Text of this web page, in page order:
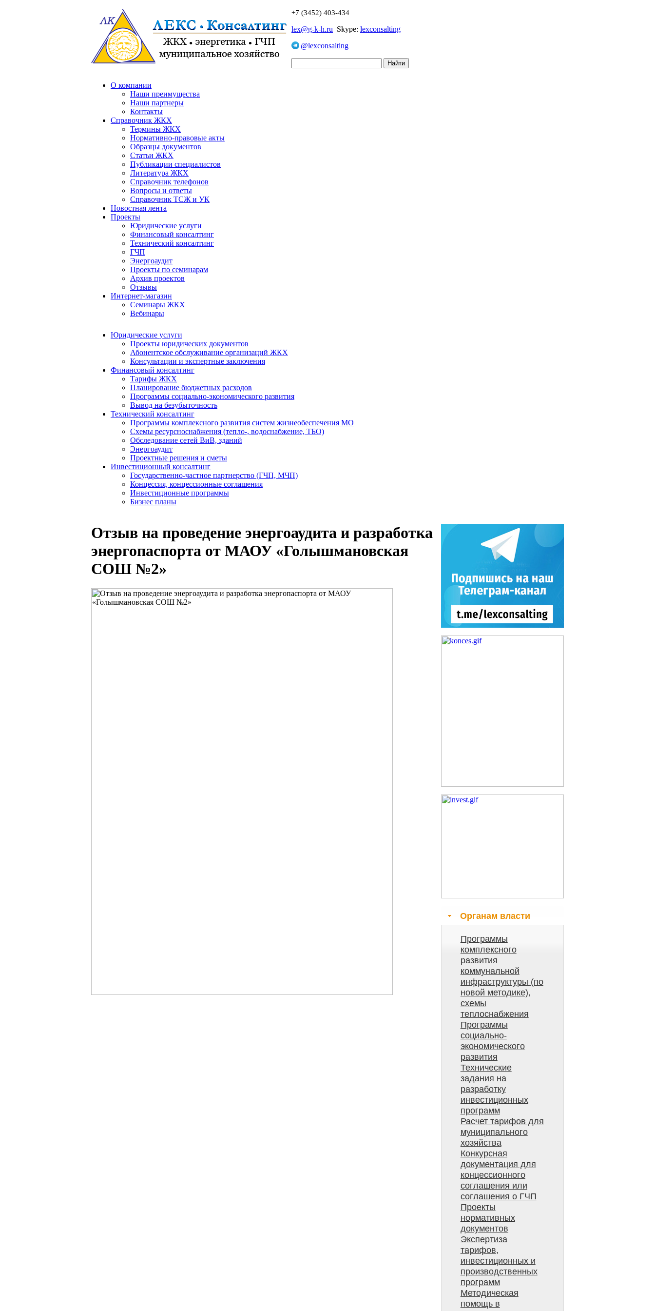
+7 (3452) 403-434
lex@g-k-h.ru Skype: lexconsalting
@lexconsalting
О компании
Наши преимущества
Наши партнеры
Контакты
Справочник ЖКХ
Термины ЖКХ
Нормативно-правовые акты
Образцы документов
Статьи ЖКХ
Публикации специалистов
Литература ЖКХ
Справочник телефонов
Вопросы и ответы
Справочник ТСЖ и УК
Новостная лента
Проекты
Юридические услуги
Финансовый консалтинг
Технический консалтинг
ГЧП
Энергоаудит
Проекты по семинарам
Архив проектов
Отзывы
Интернет-магазин
Семинары ЖКХ
Вебинары
Юридические услуги
Проекты юридических документов
Абонентское обслуживание организаций ЖКХ
Консультации и экспертные заключения
Финансовый консалтинг
Тарифы ЖКХ
Планирование бюджетных расходов
Программы социально-экономического развития
Вывод на безубыточность
Технический консалтинг
Программы комплексного развития систем жизнеобеспечения МО
Схемы ресурсноснабжения (тепло-, водоснабжение, ТБО)
Обследование сетей ВиВ, зданий
Энергоаудит
Проектные решения и сметы
Инвестиционный консалтинг
Государственно-частное партнерство (ГЧП, МЧП)
Концессия, концессионные соглашения
Инвестиционные программы
Бизнес планы
Отзыв на проведение энергоаудита и разработка
энергопаспорта от МАОУ «Голышмановская
СОШ №2»
Органам власти
Программы
комплексного
развития
коммунальной
инфраструктуры (по
новой методике),
схемы
теплоснабжения
Программы
социально-
экономического
развития
Технические
задания на
разработку
инвестиционных
программ
Расчет тарифов для
муниципального
хозяйства
Конкурсная
документация для
концессионного
соглашения или
соглашения о ГЧП
Проекты
нормативных
документов
Экспертиза
тарифов,
инвестиционных и
производственных
программ
Методическая
помощь в